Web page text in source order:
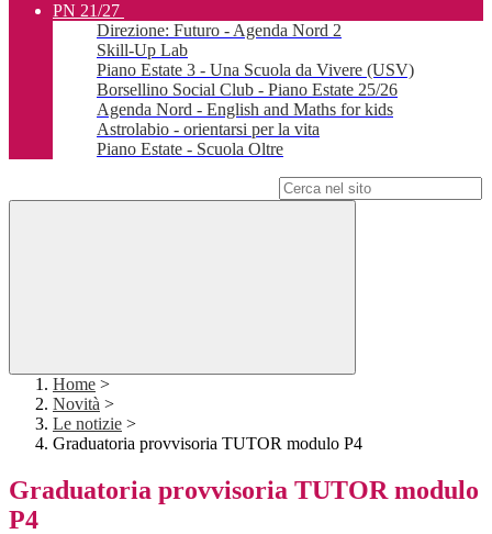
PN 21/27
Direzione: Futuro - Agenda Nord 2
Skill-Up Lab
Piano Estate 3 - Una Scuola da Vivere (USV)
Borsellino Social Club - Piano Estate 25/26
Agenda Nord - English and Maths for kids
Astrolabio - orientarsi per la vita
Piano Estate - Scuola Oltre
Home >
Novità >
Le notizie >
Graduatoria provvisoria TUTOR modulo P4
Graduatoria provvisoria TUTOR modulo
P4